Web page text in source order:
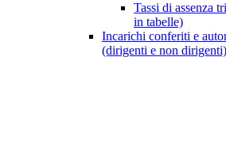
Tassi di assenza
in tabelle)
Incarichi conferiti e
(dirigenti e non dirigenti)